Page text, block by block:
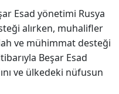
Esad yönetimi Rusya
alırken, muhalifler
ve mühimmat desteği
Beşar Esad
ve ülkedeki nüfusun